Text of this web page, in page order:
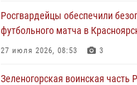
04 августа 2026, 08:36 1
В Красноярске сотрудники
супермаркета
Росгвардейцы обеспечили
футбольного матча в
27 июля 2026, 08:53 3
Зеленогорская воинская часть